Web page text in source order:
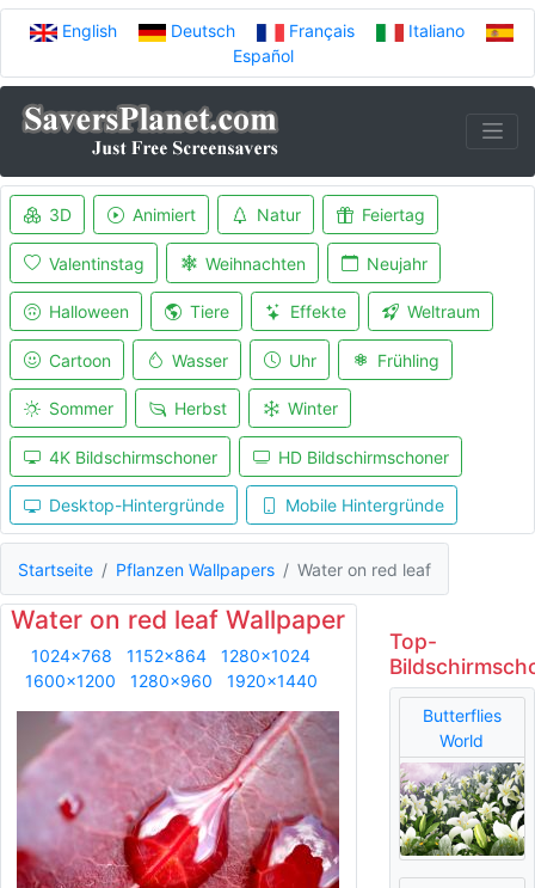
English Deutsch Français
Italiano
Español
3D Animiert Natur Feiertag
Valentinstag Weihnachten Neujahr
Halloween Tiere Effekte Weltraum
Cartoon Wasser Uhr Frühling
Sommer Herbst Winter
4K Bildschirmschoner HD Bildschirmschoner
Desktop-Hintergründe Mobile Hintergründe
Startseite Pflanzen Wallpapers Water on red leaf
Water on red leaf Wallpaper
1024x768 1152x864
1280x1024
1600x1200
1280x960 1920x1440
Top-
Butterflies
World